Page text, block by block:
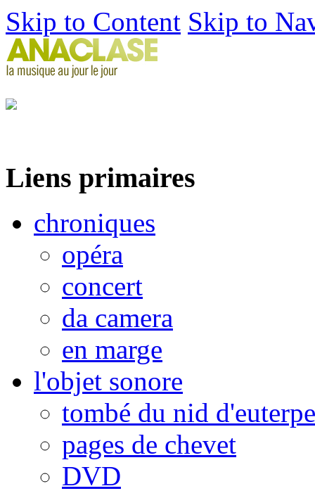
Skip to Content Skip to
Liens primaires
chroniques
opéra
concert
da camera
en marge
l'objet sonore
tombé du nid d'euterpe
pages de chevet
DVD